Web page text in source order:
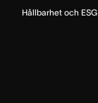
Hållbarhet och ESG